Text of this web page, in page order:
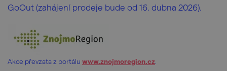
GoOut (zahájení prodeje bude od 16. dubna 2026).
Akce převzata z portálu www.znojmoregion.cz